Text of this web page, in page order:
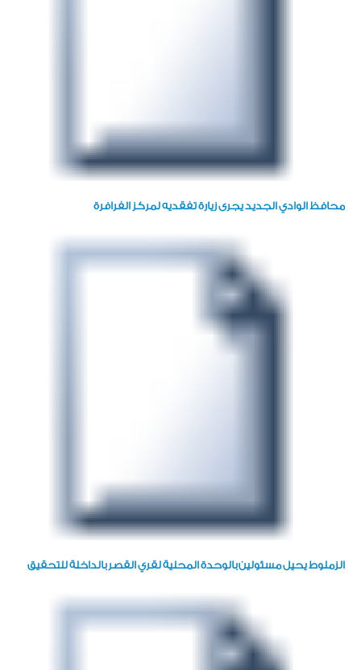
محافظ الوادي الجديد يجرى زيارة تفقديه لمركز الفرافرة
الزملوط يحيل مسئولين بالوحدة المحلية لقري القصر بالداخلة للتحقيق